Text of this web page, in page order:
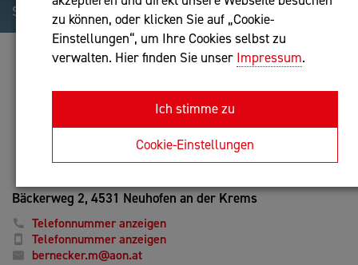
zu können, oder klicken Sie auf „Cookie-
Einstellungen“, um Ihre Cookies selbst zu
verwalten. Hier finden Sie unser Impressum.
Ich stimme zu
Cookie-Einstellungen
Suchbegriff: "internet of things"
ELISABETH BERNECKER
Buchhaltung nach BibuG
Anfrage oder Rückruf
Bäckerweg 2, 4531 Neuhofen an der Krems
Telefonnummer anzeigen
Telefonnummer anzeigen
bernecker.m@aon.at